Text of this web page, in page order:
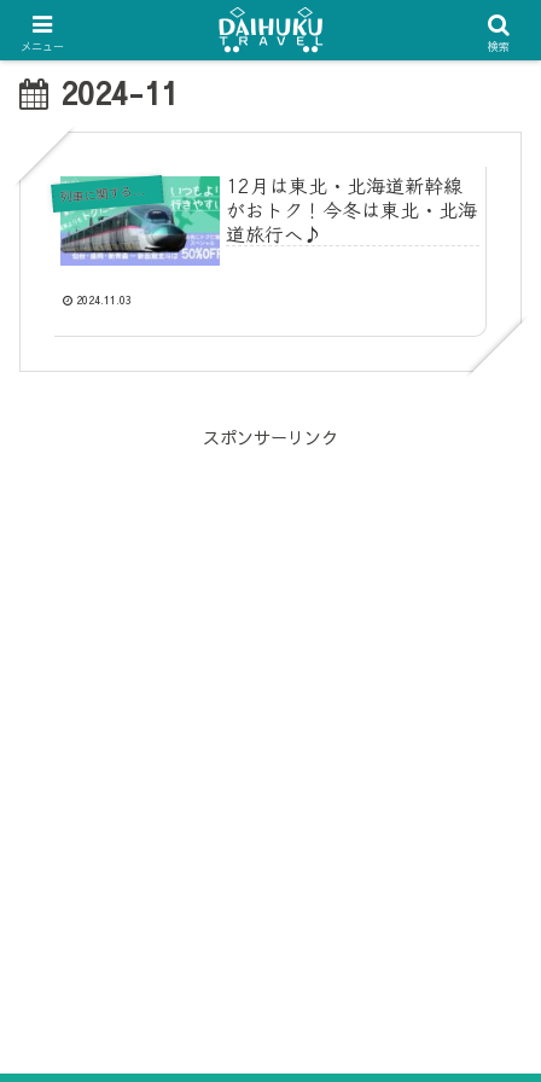
2024-11
列
車に関する情報
12月は東北・北海道新幹線
がおトク！今冬は東北・北海
道旅行へ♪
2024.11.03
スポンサーリンク
メニュー 検索